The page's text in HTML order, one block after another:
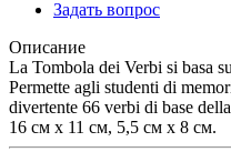
Задать вопрос
Описание
La Tombola dei Verbi si basa
Permette agli studenti di
divertente 66 verbi di base
16 см x 11 см, 5,5 см x 8 см.